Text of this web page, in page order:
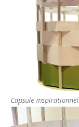
Capsule